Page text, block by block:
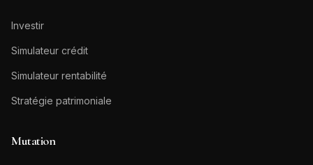
Investir
Simulateur crédit
Simulateur rentabilité
Stratégie patrimoniale
Mutation